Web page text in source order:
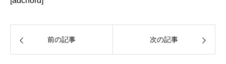
前の記事 次の記事